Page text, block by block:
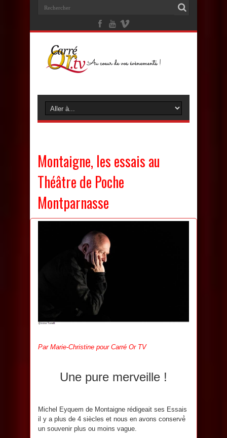
Montaigne, les essais au
Théâtre de Poche
Montparnasse
Par Marie-Christine pour Carré Or TV
Une pure merveille !
Michel Eyquem de Montaigne rédigeait ses Essais
il y a plus de 4 siècles et nous en avons conservé́
un souvenir plus ou moins vague.